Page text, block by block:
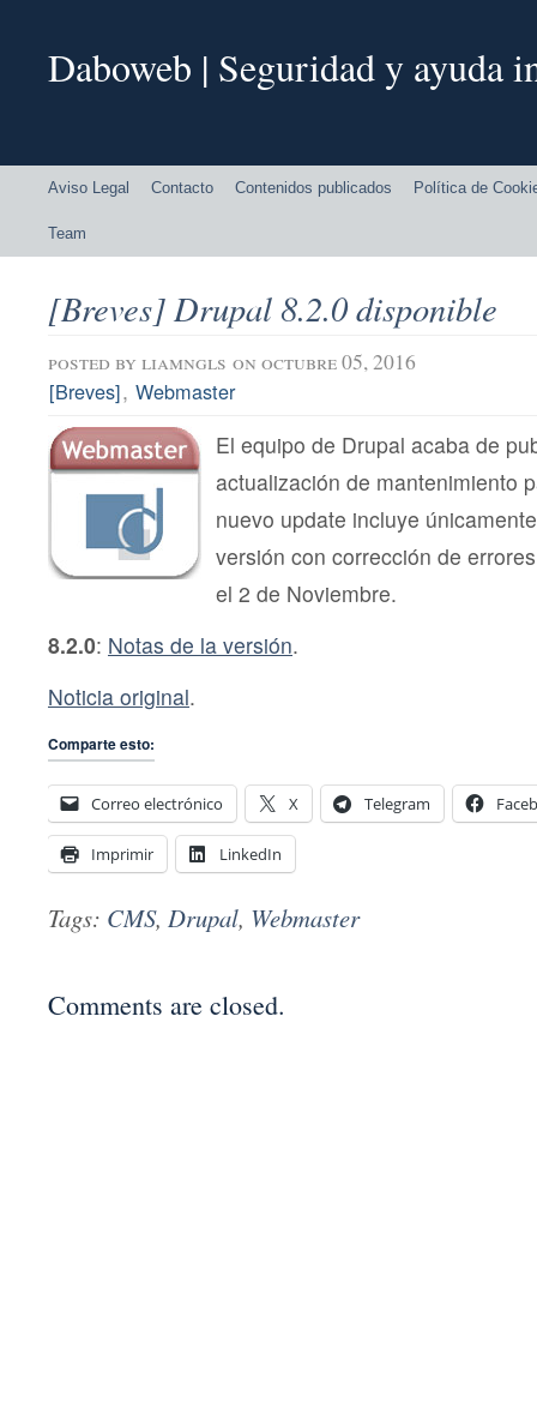
Daboweb | Seguridad y ayuda
Aviso Legal Contacto Contenidos publicados Política de
Team
[Breves] Drupal 8.2.0 disponible
posted by liamngls on octubre 05, 2016
[Breves], Webmaster
El equipo de Drupal acaba de
actualización de mantenimiento
nuevo update incluye
versión con corrección de
el 2 de Noviembre.
8.2.0: Notas de la versión.
Noticia original.
Comparte esto:
Correo electrónico X Telegram
Imprimir LinkedIn
Tags: CMS, Drupal, Webmaster
Comments are closed.